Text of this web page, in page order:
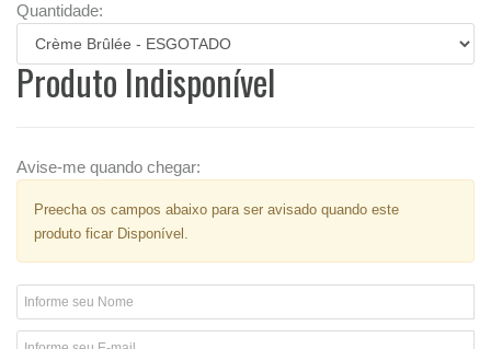
Quantidade:
Produto Indisponível
Avise-me quando chegar:
Preecha os campos abaixo para ser avisado quando este
produto ficar Disponível.